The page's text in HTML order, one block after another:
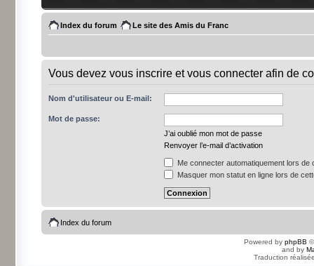
Index du forum Le site des Amis du Franc
Vous devez vous inscrire et vous connecter afin de
Nom d'utilisateur ou E-mail:
Mot de passe:
J’ai oublié mon mot de passe
Renvoyer l’e-mail d’activation
Me connecter automatiquement lors de
Masquer mon statut en ligne lors de
Index du forum
Powered by phpBB
and by
Traduction